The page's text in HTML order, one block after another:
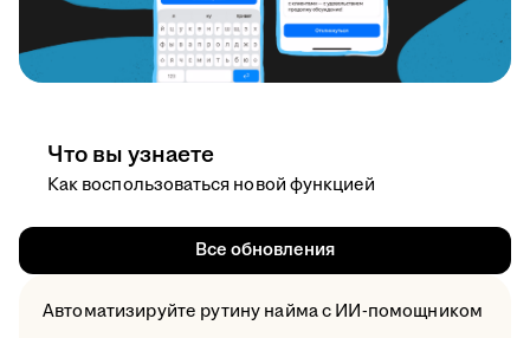
Что вы узнаете
Как воспользоваться новой функцией
Все обновления
Автоматизируйте рутину найма с ИИ-помощником